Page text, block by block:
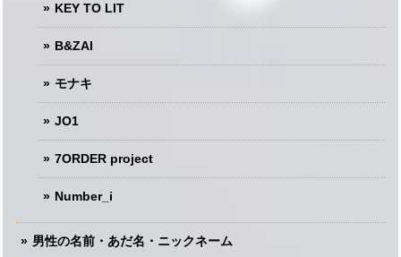
KEY TO LIT
B&ZAI
モナキ
JO1
7ORDER project
Number_i
男性の名前・あだ名・ニックネーム